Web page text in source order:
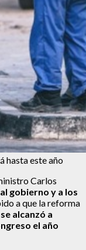
hasta este año
Carlos
gobierno y a los
a que la reforma
alcanzó a
el año